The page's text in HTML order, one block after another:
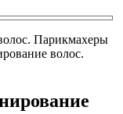
Парикмахеры
волос.